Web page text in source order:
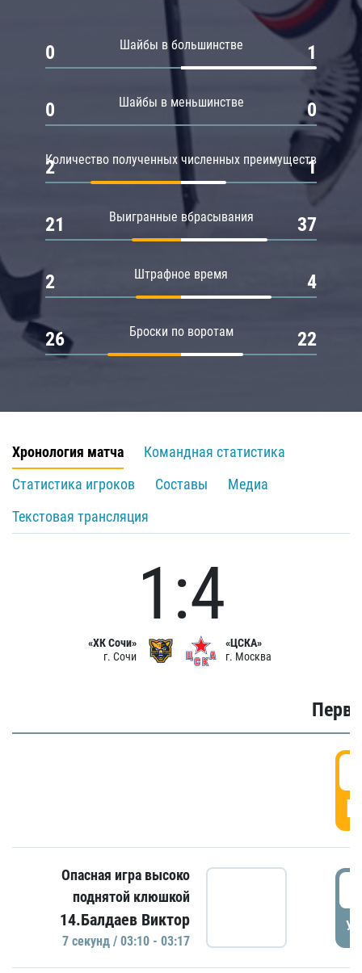
Шайбы в большинстве
0 1
Шайбы в меньшинстве
0 0
Количество полученных численных преимуществ
2 1
Выигранные вбрасывания
21 37
Штрафное время
2 4
Броски по воротам
26 22
Хронология матча
Командная статистика
Статистика игроков
Составы
Медиа
Текстовая трансляция
«ХК Сочи»
г. Сочи
1:4
«ЦСКА»
г. Москва
Опасная игра высоко
поднятой клюшкой
14.Балдаев Виктор
7 секунд / 03:10 - 03:17